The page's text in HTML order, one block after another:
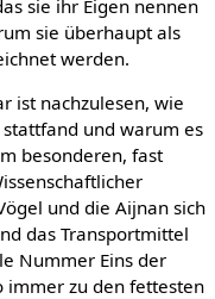
sie ihr Eigen nennen
sie überhaupt als
werden.
ist nachzulesen, wie
und warum es
besonderen, fast
und die Aijnan sich
das Transportmittel
Nummer Eins der
immer zu den fettesten